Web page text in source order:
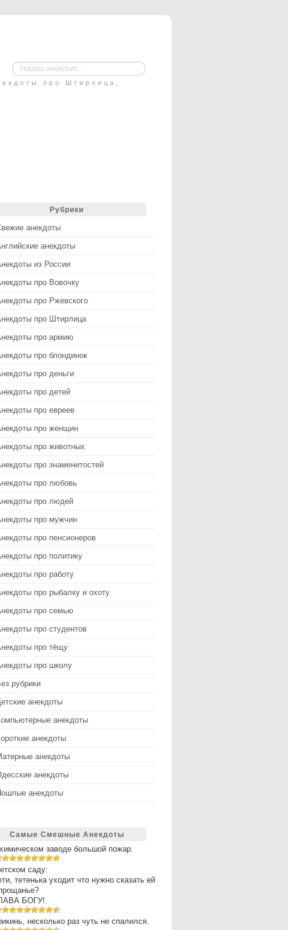
про Штирлица,
Рубрики
анекдоты
анекдоты
из России
про Вовочку
про Ржевского
про Штирлица
про армию
про блондинок
про деньги
про детей
про евреев
про женщин
про животных
про знаменитостей
про любовь
про людей
про мужчин
про пенсионеров
про политику
про работу
про рыбалку и охоту
про семью
про студентов
про тёщу
про школу
рубрики
анекдоты
анекдоты
анекдоты
анекдоты
анекдоты
анекдоты
Самые Смешные Анекдоты
заводе большой пожар.
саду:
тетенька уходит что нужно сказать ей
БОГУ!.
несколько раз чуть не спалился.